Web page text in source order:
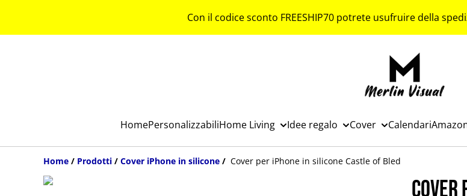
Con il codice sconto FREESHIP70 potrete usufruire della
HomePersonalizzabiliHome Living Idee regalo Cover Calendari
Home / Prodotti / Cover iPhone in silicone / Cover per iPhone in silicone Castle of Bled
Cover